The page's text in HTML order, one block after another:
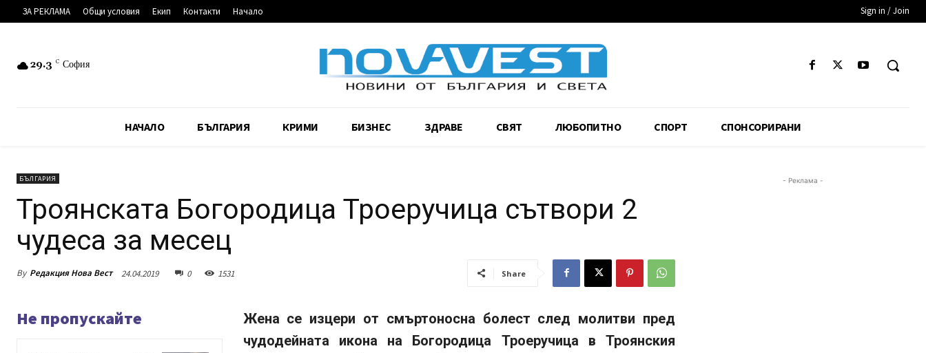
ЗА РЕКЛАМА Общи условия Екип Контакти Начало Sign in / Join
29.3 C София
НАЧАЛО БЪЛГАРИЯ КРИМИ БИЗНЕС ЗДРАВЕ СВЯТ ЛЮБОПИТНО СПОРТ СПОНСОРИРАНИ
БЪЛГАРИЯ
Троянската Богородица Троеручица сътвори 2
чудеса за месец
By Редакция Нова Вест 24.04.2019 0 1531 Share
Не пропускайте
Жена се изцери от смъртоносна болест след молитви пред
чудодейната икона на Богородица Троеручица в Троянския
- Реклама -